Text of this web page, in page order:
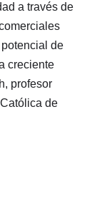
a través de
de
creciente
profesor
de